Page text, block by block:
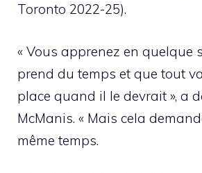
Toronto 2022-25).
« Vous apprenez en quelque
prend du temps et que tout
place quand il le devrait », a
McManis. « Mais cela
même temps.